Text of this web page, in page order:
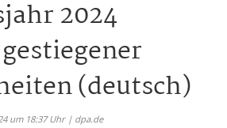
2024
(deutsch)
um 18:37 Uhr | dpa.de